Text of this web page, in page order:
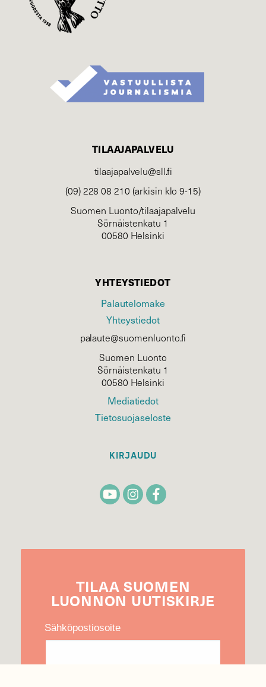
TILAAJAPALVELU
tilaajapalvelu@sll.fi
(09) 228 08 210 (arkisin klo 9-15)
Suomen Luonto/tilaajapalvelu
Sörnäistenkatu 1
00580 Helsinki
YHTEYSTIEDOT
Palautelomake
Yhteystiedot
palaute@suomenluonto.fi
Suomen Luonto
Sörnäistenkatu 1
00580 Helsinki
Mediatiedot
Tietosuojaseloste
KIRJAUDU
TILAA SUOMEN
LUONNON UUTIS­KIRJE
Sähköpostiosoite